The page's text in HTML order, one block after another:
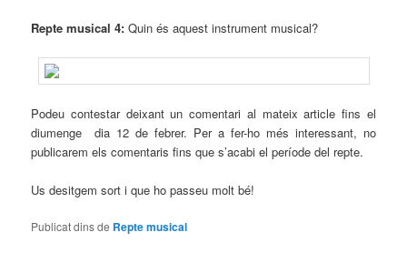
Repte musical 4:Quin és aquest instrument musical?
Podeu contestar deixant un comentari al mateix article fins el
diumenge dia 12 de febrer. Per a fer-ho més interessant, no
publicarem els comentaris fins que s’acabi el període del repte.
Us desitgem sort i que ho passeu molt bé!
Publicat dins de Repte musical